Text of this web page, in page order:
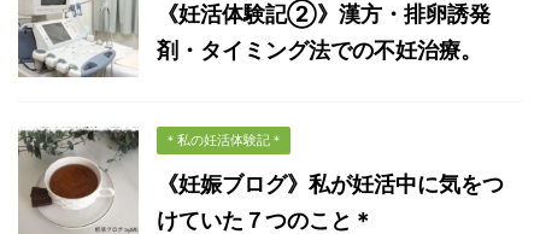
《妊活体験記②》漢方・排卵誘発
剤・タイミング法での不妊治療。
＊私の妊活体験記＊
《妊娠ブログ》私が妊活中に気をつ
けていた７つのこと＊